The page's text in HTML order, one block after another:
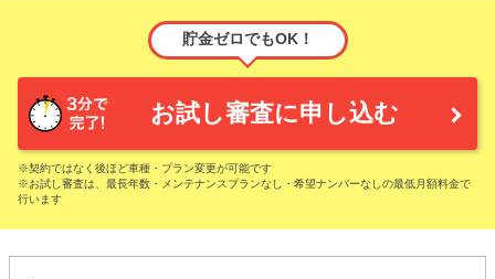
貯金ゼロでもOK！
お試し審査に申し込む
※契約ではなく後ほど車種・プラン変更が可能です
※お試し審査は、最長年数・メンテナンスプランなし・希望ナンバーなしの最低月額料金で
行います